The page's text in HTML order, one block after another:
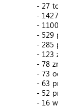
- 27
-
-
- 529
- 285
- 123
- 78
- 73
- 63
- 52
- 16